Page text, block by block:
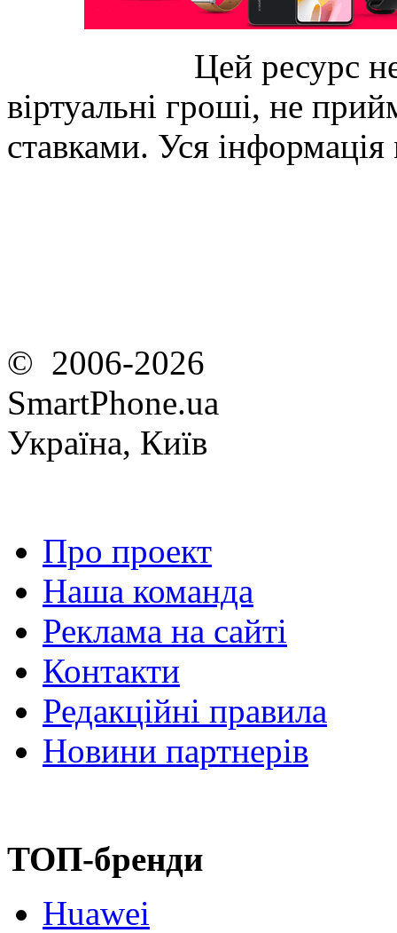
Цей ресурс
віртуальні гроші, не
ставками. Уся
© 2006-2026
SmartPhone.ua
Україна, Київ
Про проект
Наша команда
Реклама на сайті
Контакти
Редакційні правила
Новини партнерів
ТОП-бренди
Huawei